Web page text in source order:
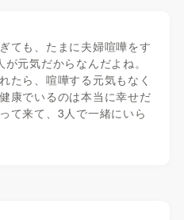
ても、たまに夫婦喧嘩をす
元気だからなんだよね。
たら、喧嘩する元気もなく
康でいるのは本当に幸せだ
て来て、3人で一緒にいら